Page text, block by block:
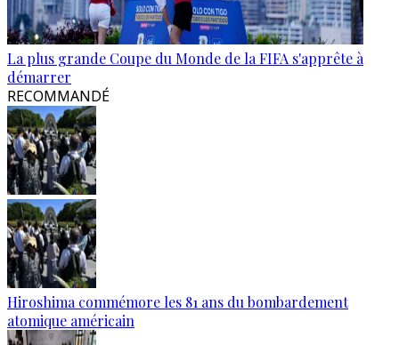
La plus grande Coupe du Monde de la FIFA s'apprête à
démarrer
RECOMMANDÉ
Hiroshima commémore les 81 ans du bombardement
atomique américain